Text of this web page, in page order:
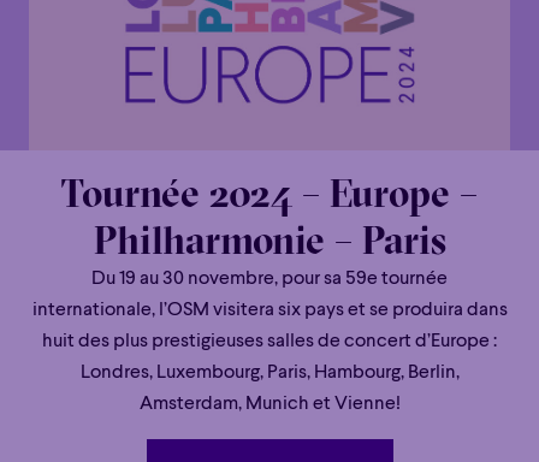
Tournée 2024 – Europe –
Philharmonie – Paris
Du 19 au 30 novembre, pour sa 59e tournée
internationale, l’OSM visitera six pays et se produira dans
huit des plus prestigieuses salles de concert d’Europe :
Londres, Luxembourg, Paris, Hambourg, Berlin,
Amsterdam, Munich et Vienne!